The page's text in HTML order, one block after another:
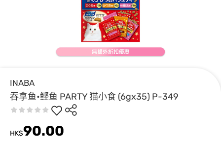
INABA
吞拿鱼•鲣鱼 PARTY 猫小食 (6gx35) P-349
HK$90.00